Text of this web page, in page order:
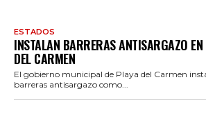
ESTADOS
INSTALAN BARRERAS ANTISARGAZO EN
DEL CARMEN
El gobierno municipal de Playa del Carmen
barreras antisargazo como...